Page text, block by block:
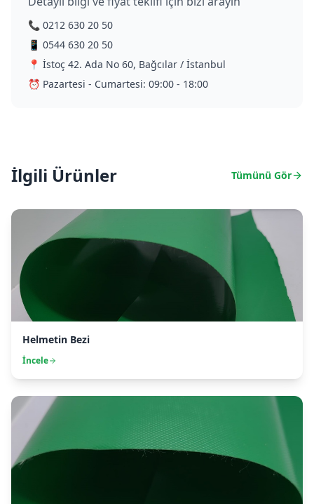
📞 0212 630 20 50
📱 0544 630 20 50
📍 İstoç 42. Ada No 60, Bağcılar / İstanbul
⏰ Pazartesi - Cumartesi: 09:00 - 18:00
İlgili Ürünler Tümünü Gör
Helmetin Bezi
İncele